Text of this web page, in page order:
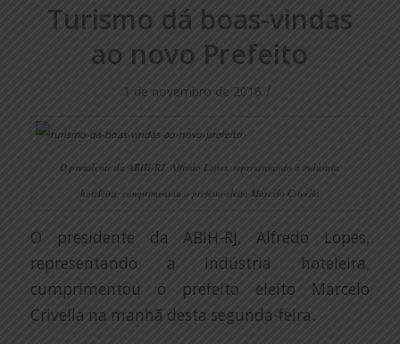
Turismo dá boas-vindas
ao novo Prefeito
1 de novembro de 2016 /
O presidente da ABIH-RJ, Alfredo Lopes, representando a indústria
hoteleira, cumprimentou o prefeito eleito Marcelo Crivella
O presidente da ABIH-RJ, Alfredo Lopes,
representando a indústria hoteleira,
cumprimentou o prefeito eleito Marcelo
Crivella na manhã desta segunda-feira.